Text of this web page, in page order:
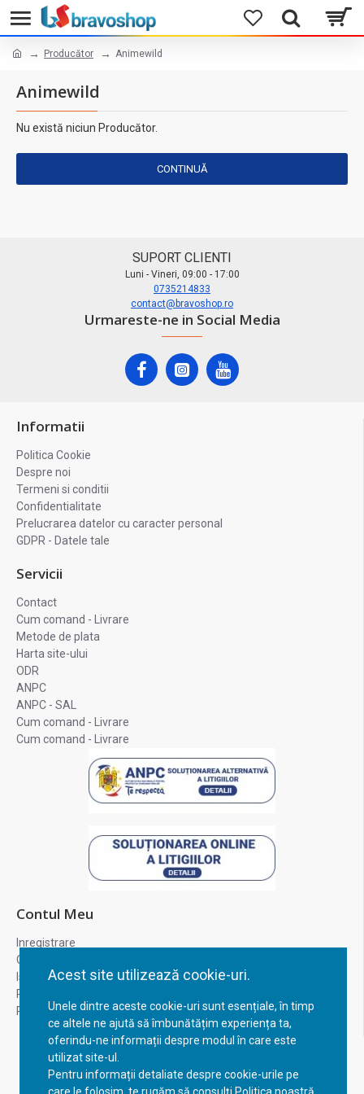
Acest site utilizează cookie-uri.
Unele dintre aceste cookie-uri sunt esențiale, în timp
ce altele ne ajută să îmbunătățim experiența ta,
oferindu-ne informații despre modul în care este
utilizat site-ul.
Pentru informații detaliate despre cookie-urile pe
Producător Animewild
Animewild
Nu există niciun Producător.
CONTINUĂ
SUPORT CLIENTI
Luni - Vineri, 09:00 - 17:00
0735214833
contact@bravoshop.ro
Urmareste-ne in Social Media
Informatii
Politica Cookie
Despre noi
Termeni si conditii
Confidentialitate
Prelucrarea datelor cu caracter personal
GDPR - Datele tale
Servicii
Contact
Cum comand - Livrare
Metode de plata
Harta site-ului
ODR
ANPC
ANPC - SAL
Cum comand - Livrare
Cum comand - Livrare
Contul Meu
Inregistrare
Contul meu
Istoric comenzi
Recuperare parola
Returnare produs